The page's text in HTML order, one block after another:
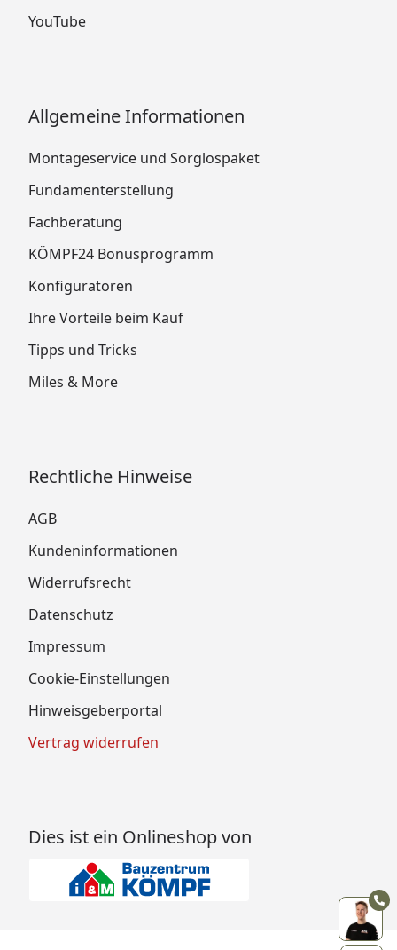
YouTube
Allgemeine Informationen
Montageservice und Sorglospaket
Fundamenterstellung
Fachberatung
KÖMPF24 Bonusprogramm
Konfiguratoren
Ihre Vorteile beim Kauf
Tipps und Tricks
Miles & More
Rechtliche Hinweise
AGB
Kundeninformationen
Widerrufsrecht
Datenschutz
Impressum
Cookie-Einstellungen
Hinweisgeberportal
Vertrag widerrufen
Dies ist ein Onlineshop von